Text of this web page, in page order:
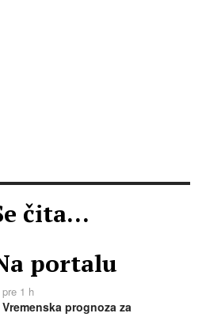
čita...
portalu
pre 1 h
Vremenska prognoza za